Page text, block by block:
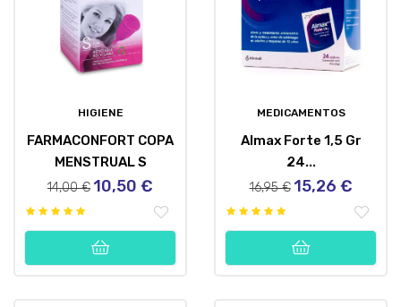
HIGIENE
FARMACONFORT COPA
MENSTRUAL S
Precio
14,00 € Precio
10,50 €
MEDICAMENTOS
Almax Forte 1,5 Gr
24...
Precio
16,95 € Precio
15,26 €